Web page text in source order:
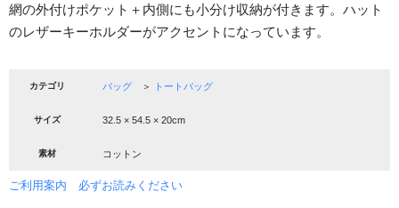
網の外付けポケット＋内側にも小分け収納が付きます。ハット
のレザーキーホルダーがアクセントになっています。
カテゴリ バッグ ＞ トートバッグ
サイズ 32.5 × 54.5 × 20cm
素材 コットン
ご利用案内 必ずお読みください